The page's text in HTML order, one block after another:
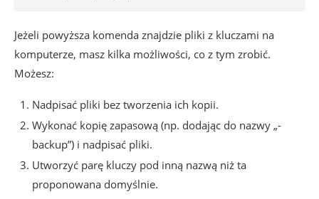
Jeżeli powyższa komenda znajdzie pliki z kluczami na
komputerze, masz kilka możliwości, co z tym zrobić.
Możesz:
Nadpisać pliki bez tworzenia ich kopii.
Wykonać kopię zapasową (np. dodając do nazwy „-
backup”) i nadpisać pliki.
Utworzyć parę kluczy pod inną nazwą niż ta
proponowana domyślnie.